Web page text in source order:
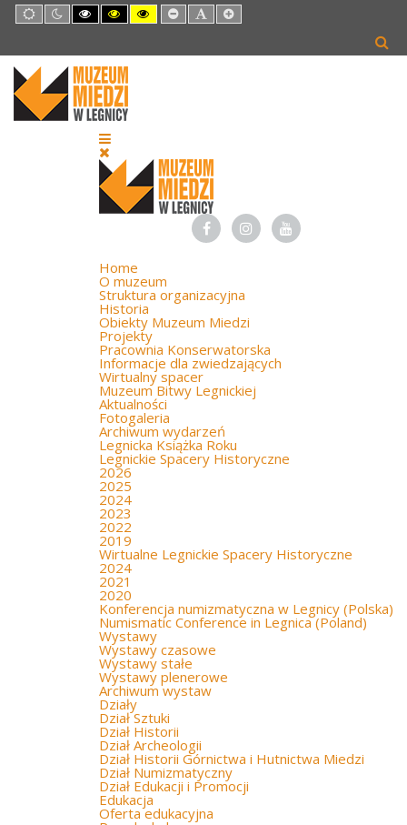
Default
mode
Night
mode
High
Contrast
mode
High
Contrast
mode
High
Contrast
mode
Set
Smaller
Set
Default
Set
Larger
Home
O muzeum
Struktura organizacyjna
Historia
Obiekty Muzeum Miedzi
Projekty
Pracownia Konserwatorska
Informacje dla zwiedzających
Wirtualny spacer
Muzeum Bitwy Legnickiej
Aktualności
Fotogaleria
Archiwum wydarzeń
Legnicka Książka Roku
Legnickie Spacery Historyczne
2026
2025
2024
2023
2022
2019
Wirtualne Legnickie Spacery Historyczne
2024
2021
2020
Konferencja numizmatyczna w Legnicy (Polska)
Numismatic Conference in Legnica (Poland)
Wystawy
Wystawy czasowe
Wystawy stałe
Wystawy plenerowe
Archiwum wystaw
Działy
Dział Sztuki
Dział Historii
Dział Archeologii
Dział Historii Górnictwa i Hutnictwa Miedzi
Dział Numizmatyczny
Dział Edukacji i Promocji
Edukacja
Oferta edukacyjna